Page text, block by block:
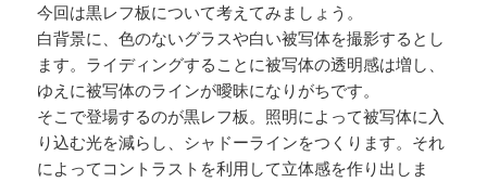
今回は黒レフ板について考えてみましょう。
白背景に、色のないグラスや白い被写体を撮影するとし
ます。ライディングすることに被写体の透明感は増し、
ゆえに被写体のラインが曖昧になりがちです。
そこで登場するのが黒レフ板。照明によって被写体に入
り込む光を減らし、シャドーラインをつくります。それ
によってコントラストを利用して立体感を作り出しま